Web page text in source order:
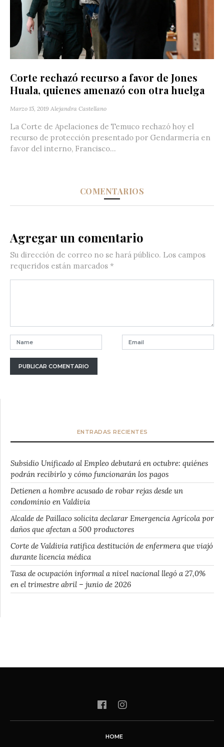
Corte rechazó recurso a favor de Jones
Huala, quienes amenazó con otra huelga
Marzo 15, 2019 Alejandra Castellano
La Corte de Apelaciones de Temuco rechazó hoy el
recurso de protección presentado por Gendarmería en
favor del interno, Francisco...
COMENTARIOS
Agregar un comentario
Su dirección de correo no se hará público. Los campos
requeridos están marcados *
ENTRADAS RECIENTES
Subsidio Unificado al Empleo debutará en octubre: quiénes
podrán recibirlo y cómo funcionarán los pagos
Detienen a hombre acusado de robar rejas desde un
condominio en Valdivia
Alcalde de Paillaco solicita declarar Emergencia Agrícola por
daños que afectan a 500 productores
Corte de Valdivia ratifica destitución de enfermera que viajó
durante licencia médica
Tasa de ocupación informal a nivel nacional llegó a 27,0%
en el trimestre abril – junio de 2026
HOME